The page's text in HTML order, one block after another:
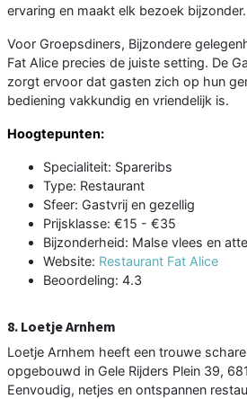
ervaring en maakt elk bezoek bijzonder.
Voor Groepsdiners, Bijzondere
Fat Alice precies de juiste setting. De
zorgt ervoor dat gasten zich op hun
bediening vakkundig en vriendelijk is.
Hoogtepunten:
Specialiteit: Spareribs
Type: Restaurant
Sfeer: Gastvrij en gezellig
Prijsklasse: €15 - €35
Bijzonderheid: Malse vlees en
Website: Restaurant Fat Alice
Beoordeling: 4.3
8. Loetje Arnhem
Loetje Arnhem heeft een trouwe
opgebouwd in Gele Rijders Plein 39,
Eenvoudig, netjes en ontspannen